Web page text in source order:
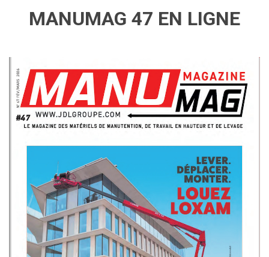
MANUMAG 47 EN LIGNE